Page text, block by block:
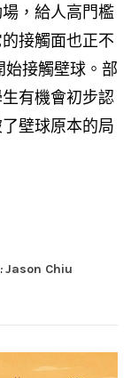
，給人高門檻
接觸面也正不
始接觸壁球。部
有機會初步認
壁球原本的局
Jason Chiu